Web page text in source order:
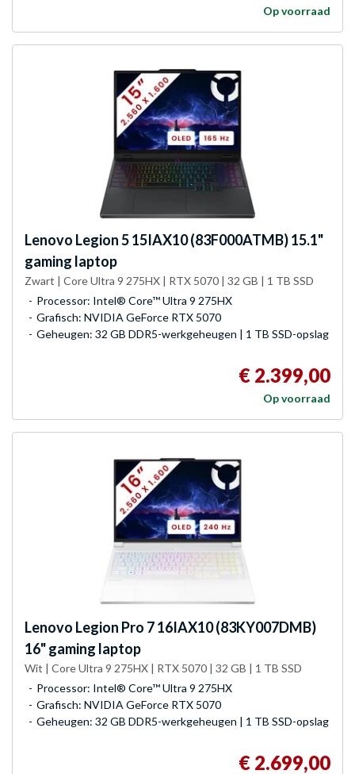
Op voorraad
Lenovo Legion 5 15IAX10 (83F000ATMB) 15.1"
gaming laptop
Zwart | Core Ultra 9 275HX | RTX 5070 | 32 GB | 1 TB SSD
Processor: Intel® Core™ Ultra 9 275HX
Grafisch: NVIDIA GeForce RTX 5070
Geheugen: 32 GB DDR5-werkgeheugen | 1 TB SSD-opslag
€ 2.399,00
Op voorraad
Lenovo Legion Pro 7 16IAX10 (83KY007DMB)
16" gaming laptop
Wit | Core Ultra 9 275HX | RTX 5070 | 32 GB | 1 TB SSD
Processor: Intel® Core™ Ultra 9 275HX
Grafisch: NVIDIA GeForce RTX 5070
Geheugen: 32 GB DDR5-werkgeheugen | 1 TB SSD-opslag
€ 2.699,00